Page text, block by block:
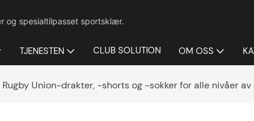
og spesialtilpasset sportsklær.
TJENESTEN CLUB SOLUTION OM OSS
Union-drakter, -shorts og -sokker for alle nivåer